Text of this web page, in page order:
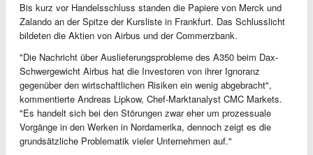
Bis kurz vor Handelsschluss standen die Papiere von Merck und
Zalando an der Spitze der Kursliste in Frankfurt. Das Schlusslicht
bildeten die Aktien von Airbus und der Commerzbank.
"Die Nachricht über Auslieferungsprobleme des A350 beim Dax-
Schwergewicht Airbus hat die Investoren von ihrer Ignoranz
gegenüber den wirtschaftlichen Risiken ein wenig abgebracht",
kommentierte Andreas Lipkow, Chef-Marktanalyst CMC Markets.
"Es handelt sich bei den Störungen zwar eher um prozessuale
Vorgänge in den Werken in Nordamerika, dennoch zeigt es die
grundsätzliche Problematik vieler Unternehmen auf."